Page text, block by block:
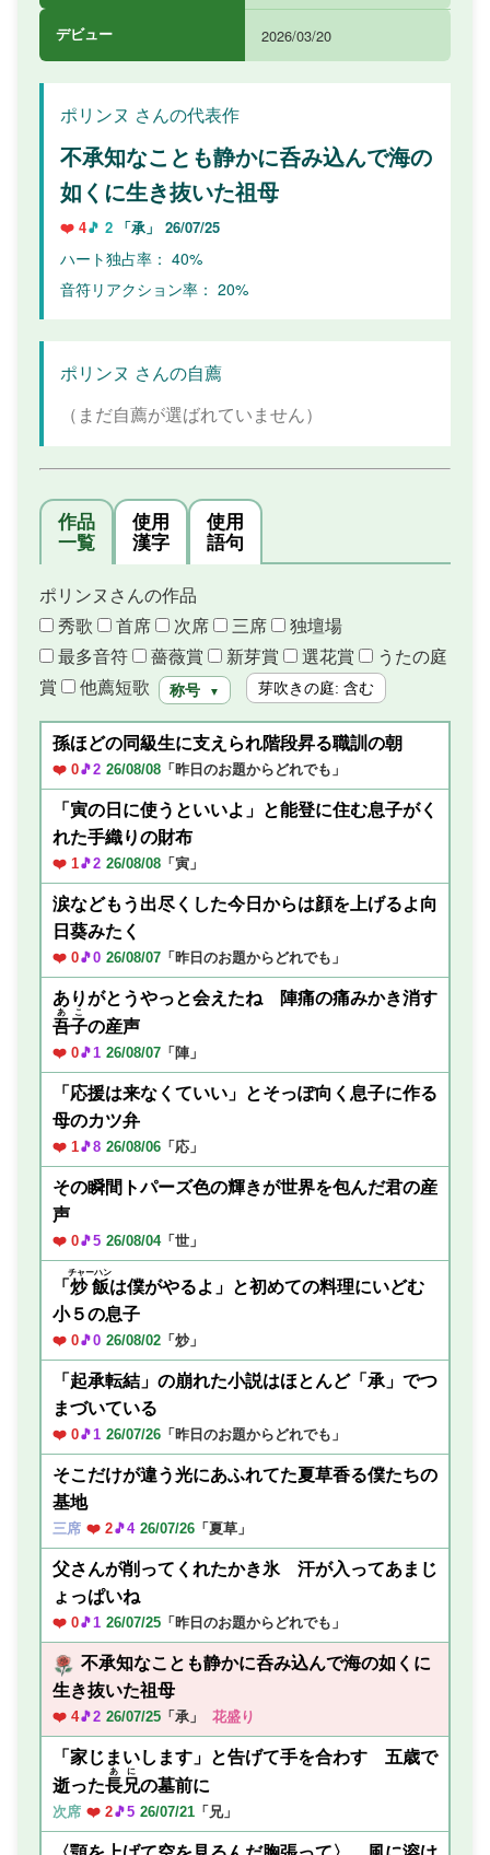
デビュー 2026/03/20
ポリンヌ さんの代表作
不承知なことも静かに呑み込んで海の
如くに生き抜いた祖母
❤️ 4🎵 2 「承」 26/07/25
ハート独占率： 40%
音符リアクション率： 20%
ポリンヌ さんの自薦
（まだ自薦が選ばれていません）
作品
一覧
使用
漢字
使用
語句
ポリンヌさんの作品
秀歌
首席 次席 三席
独壇場
最多音符
薔薇賞 新芽賞 選花賞
うたの庭
賞
他薦短歌 称号 ▼ 芽吹きの庭: 含む
孫ほどの同級生に支えられ階段昇る職訓の朝
❤️ 0🎵2 26/08/08 「昨日のお題からどれでも」
「寅の日に使うといいよ」と能登に住む息子がく
れた手織りの財布
❤️ 1🎵2 26/08/08 「寅」
涙などもう出尽くした今日からは顔を上げるよ向
日葵みたく
❤️ 0🎵0 26/08/07 「昨日のお題からどれでも」
ありがとうやっと会えたね 陣痛の痛みかき消す
吾子
あこ
の産声
❤️ 0🎵1 26/08/07 「陣」
「応援は来なくていい」とそっぽ向く息子に作る
母のカツ弁
❤️ 1🎵8 26/08/06 「応」
その瞬間トパーズ色の輝きが世界を包んだ君の産
声
❤️ 0🎵5 26/08/04「世」
「 炒飯
チャーハン
は僕がやるよ」と初めての料理にいどむ
小５の息子
❤️ 0🎵0 26/08/02 「炒」
「起承転結」の崩れた小説はほとんど「承」でつ
まづいている
❤️ 0🎵1 26/07/26 「昨日のお題からどれでも」
そこだけが違う光にあふれてた夏草香る僕たちの
基地
三席 ❤️ 2🎵4 26/07/26 「夏草」
父さんが削ってくれたかき氷 汗が入ってあまじ
ょっぱいね
❤️ 0🎵1 26/07/25 「昨日のお題からどれでも」
不承知なことも静かに呑み込んで海の如くに
生き抜いた祖母
❤️ 4🎵2 26/07/25 「承」 花盛り
「家じまいします」と告げて手を合わす 五歳で
逝った長兄
あに
の墓前に
次席 ❤️ 2🎵5 26/07/21 「兄」